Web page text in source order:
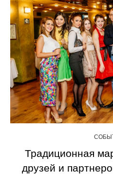
Традиционная
друзей и